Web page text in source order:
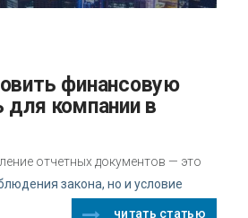
для компании в
отчетных документов — это
закона, но и условие
читать статью